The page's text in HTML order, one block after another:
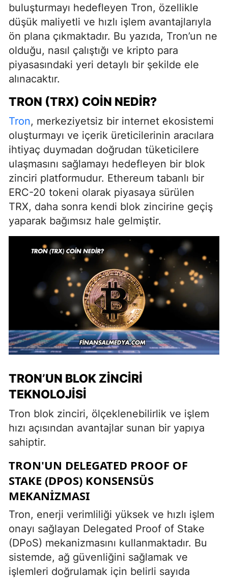
buluşturmayı hedefleyen Tron, özellikle
düşük maliyetli ve hızlı işlem avantajlarıyla
ön plana çıkmaktadır. Bu yazıda, Tron’un ne
olduğu, nasıl çalıştığı ve kripto para
piyasasındaki yeri detaylı bir şekilde ele
alınacaktır.
TRON (TRX) COIN NEDIR?
Tron, merkeziyetsiz bir internet ekosistemi
oluşturmayı ve içerik üreticilerinin aracılara
ihtiyaç duymadan doğrudan tüketicilere
ulaşmasını sağlamayı hedefleyen bir blok
zinciri platformudur. Ethereum tabanlı bir
ERC-20 tokeni olarak piyasaya sürülen
TRX, daha sonra kendi blok zincirine geçiş
yaparak bağımsız hale gelmiştir.
TRON’UN BLOK ZINCIRI
TEKNOLOJISI
Tron blok zinciri, ölçeklenebilirlik ve işlem
hızı açısından avantajlar sunan bir yapıya
sahiptir.
TRON'UN DELEGATED PROOF OF
STAKE (DPOS) KONSENSÜS
MEKANIZMASI
Tron, enerji verimliliği yüksek ve hızlı işlem
onayı sağlayan Delegated Proof of Stake
(DPoS) mekanizmasını kullanmaktadır. Bu
sistemde, ağ güvenliğini sağlamak ve
işlemleri doğrulamak için belirli sayıda